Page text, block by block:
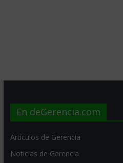
En deGerencia.com
Artículos de Gerencia
Noticias de Gerencia